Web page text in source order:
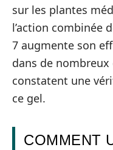
sur les plantes
l’action combinée
7 augmente son
dans de
constatent une
ce gel.
COMMENT